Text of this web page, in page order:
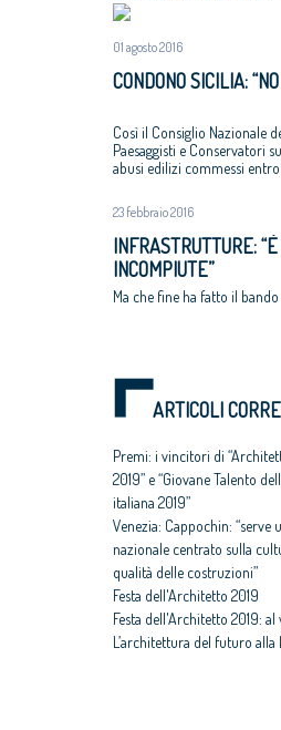
01 agosto 2016
CONDONO SICILIA:
Così il Consiglio Nazionale
Paesaggisti e Conservatori
abusi edilizi commessi
23 febbraio 2016
INFRASTRUTTURE:
INCOMPIUTE”
Ma che fine ha fatto il
ARTICOLI
Premi: i vincitori di
2019” e “Giovane Talento
italiana 2019”
Venezia: Cappochin: “serve
nazionale centrato sulla
qualità delle costruzioni”
Festa dell'Architetto 2019
Festa dell'Architetto 2019: al
L’architettura del futuro alla